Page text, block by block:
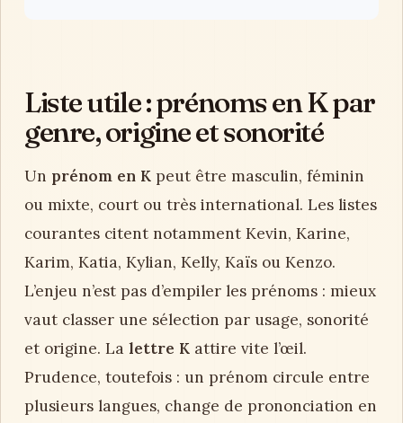
Liste utile : prénoms en K par
genre, origine et sonorité
Un prénom en K peut être masculin, féminin
ou mixte, court ou très international. Les listes
courantes citent notamment Kevin, Karine,
Karim, Katia, Kylian, Kelly, Kaïs ou Kenzo.
L’enjeu n’est pas d’empiler les prénoms : mieux
vaut classer une sélection par usage, sonorité
et origine. La lettre K attire vite l’œil.
Prudence, toutefois : un prénom circule entre
plusieurs langues, change de prononciation en